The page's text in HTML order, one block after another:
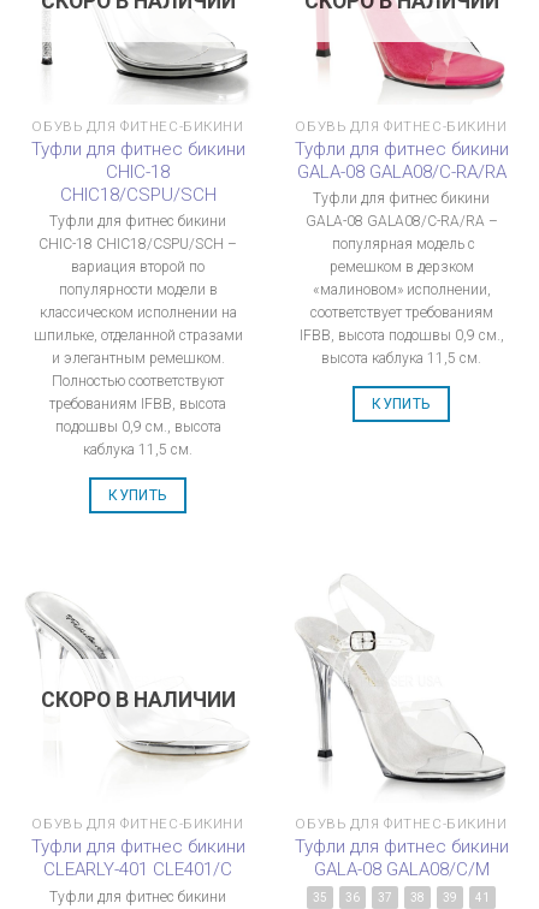
ОБУВЬ ДЛЯ ФИТНЕС-БИКИНИ
Туфли для фитнес бикини
CHIC-18
CHIC18/CSPU/SCH
Туфли для фитнес бикини
CHIC-18 CHIC18/CSPU/SCH –
вариация второй по
популярности модели в
классическом исполнении на
шпильке, отделанной стразами
и элегантным ремешком.
Полностью соответствуют
требованиям IFBB, высота
подошвы 0,9 см., высота
каблука 11,5 см.
КУПИТЬ
ОБУВЬ ДЛЯ ФИТНЕС-БИКИНИ
Туфли для фитнес бикини
GALA-08 GALA08/C-RA/RA
Туфли для фитнес бикини
GALA-08 GALA08/C-RA/RA –
популярная модель с
ремешком в дерзком
«малиновом» исполнении,
соответствует требованиям
IFBB, высота подошвы 0,9 см.,
высота каблука 11,5 см.
КУПИТЬ
СКОРО В НАЛИЧИИ
ОБУВЬ ДЛЯ ФИТНЕС-БИКИНИ
Туфли для фитнес бикини
CLEARLY-401 CLE401/C
Туфли для фитнес бикини
ОБУВЬ ДЛЯ ФИТНЕС-БИКИНИ
Туфли для фитнес бикини
GALA-08 GALA08/C/M
35 36 37 38 39 41